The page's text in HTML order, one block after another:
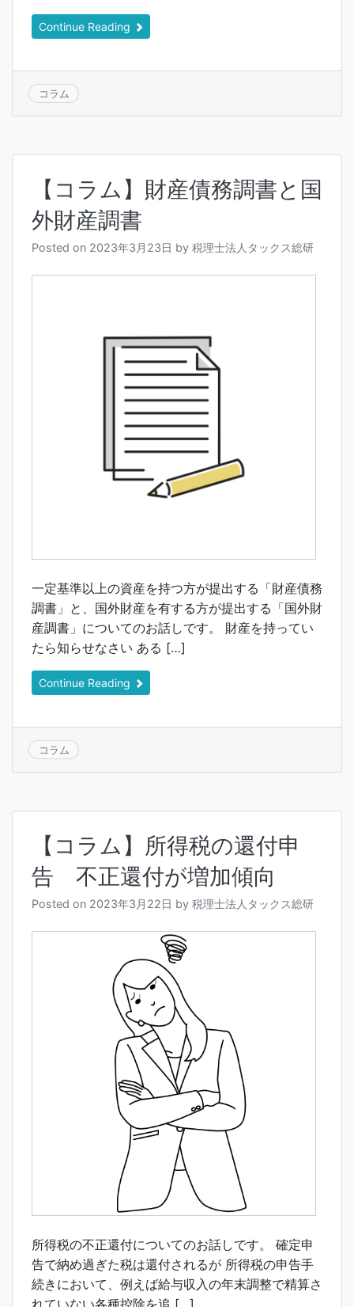
Continue Reading
コラム
【コラム】財産債務調書と国
外財産調書
Posted on 2023年3月23日 by 税理士法人タックス総研
一定基準以上の資産を持つ方が提出する「財産債務
調書」と、国外財産を有する方が提出する「国外財
産調書」についてのお話しです。 財産を持ってい
たら知らせなさい ある […]
Continue Reading
コラム
【コラム】所得税の還付申
告 不正還付が増加傾向
Posted on 2023年3月22日 by 税理士法人タックス総研
所得税の不正還付についてのお話しです。 確定申
告で納め過ぎた税は還付されるが 所得税の申告手
続きにおいて、例えば給与収入の年末調整で精算さ